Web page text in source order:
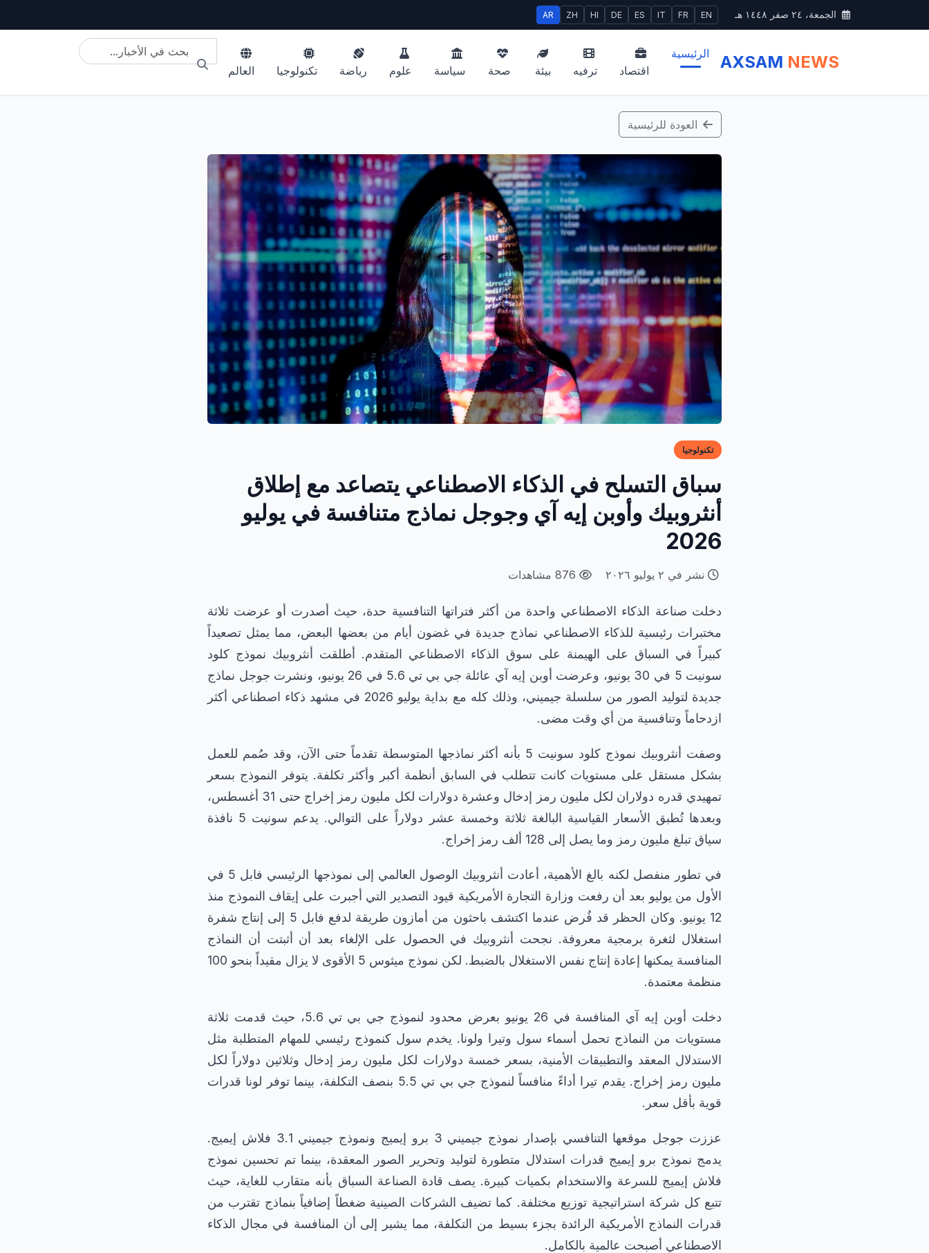
الجمعة، ٢٤ صفر ١٤٤٨ هـ EN
FR
IT
ES
DE
HI
ZH
AR
AXSAM NEWS
الرئيسية
اقتصاد
ترفيه بيئة صحة سياسة علوم رياضة تكنولوجيا العالم
العودة للرئيسية
تكنولوجيا
سباق التسلح في الذكاء الاصطناعي يتصاعد مع إطلاق
أنثروبيك وأوبن إيه آي وجوجل نماذج متنافسة في يوليو
2026
نشر في ٢ يوليو ٢٠٢٦
دخلت صناعة الذكاء الاصطناعي واحدة من أكثر فتراتها التنافسية حدة، حيث أصدرت أو عرضت ثلاثة
مختبرات رئيسية للذكاء الاصطناعي نماذج جديدة في غضون أيام من بعضها البعض، مما يمثل تصعيداً
كبيراً في السباق على الهيمنة على سوق الذكاء الاصطناعي المتقدم. أطلقت أنثروبيك نموذج كلود
سونيت 5 في 30 يونيو، وعرضت أوبن إيه آي عائلة جي بي تي 5.6 في 26 يونيو، ونشرت جوجل نماذج
جديدة لتوليد الصور من سلسلة جيميني، وذلك كله مع بداية يوليو 2026 في مشهد ذكاء اصطناعي أكثر
ازدحاماً وتنافسية من أي وقت مضى.
وصفت أنثروبيك نموذج كلود سونيت 5 بأنه أكثر نماذجها المتوسطة تقدماً حتى الآن، وقد صُمم للعمل
بشكل مستقل على مستويات كانت تتطلب في السابق أنظمة أكبر وأكثر تكلفة. يتوفر النموذج بسعر
تمهيدي قدره دولاران لكل مليون رمز إدخال وعشرة دولارات لكل مليون رمز إخراج حتى 31 أغسطس،
وبعدها تُطبق الأسعار القياسية البالغة ثلاثة وخمسة عشر دولاراً على التوالي. يدعم سونيت 5 نافذة
سياق تبلغ مليون رمز وما يصل إلى 128 ألف رمز إخراج.
في تطور منفصل لكنه بالغ الأهمية، أعادت أنثروبيك الوصول العالمي إلى نموذجها الرئيسي فابل 5 في
الأول من يوليو بعد أن رفعت وزارة التجارة الأمريكية قيود التصدير التي أجبرت على إيقاف النموذج منذ
12 يونيو. وكان الحظر قد فُرض عندما اكتشف باحثون من أمازون طريقة لدفع فابل 5 إلى إنتاج شفرة
استغلال لثغرة برمجية معروفة. نجحت أنثروبيك في الحصول على الإلغاء بعد أن أثبتت أن النماذج
المنافسة يمكنها إعادة إنتاج نفس الاستغلال بالضبط. لكن نموذج ميثوس 5 الأقوى لا يزال مقيداً بنحو 100
منظمة معتمدة.
دخلت أوبن إيه آي المنافسة في 26 يونيو بعرض محدود لنموذج جي بي تي 5.6، حيث قدمت ثلاثة
مستويات من النماذج تحمل أسماء سول وتيرا ولونا. يخدم سول كنموذج رئيسي للمهام المتطلبة مثل
الاستدلال المعقد والتطبيقات الأمنية، بسعر خمسة دولارات لكل مليون رمز إدخال وثلاثين دولاراً لكل
مليون رمز إخراج. يقدم تيرا أداءً منافساً لنموذج جي بي تي 5.5 بنصف التكلفة، بينما توفر لونا قدرات
قوية بأقل سعر.
عززت جوجل موقعها التنافسي بإصدار نموذج جيميني 3 برو إيميج ونموذج جيميني 3.1 فلاش إيميج.
يدمج نموذج برو إيميج قدرات استدلال متطورة لتوليد وتحرير الصور المعقدة، بينما تم تحسين نموذج
فلاش إيميج للسرعة والاستخدام بكميات كبيرة. يصف قادة الصناعة السباق بأنه متقارب للغاية، حيث
تتبع كل شركة استراتيجية توزيع مختلفة. كما تضيف الشركات الصينية ضغطاً إضافياً بنماذج تقترب من
قدرات النماذج الأمريكية الرائدة بجزء بسيط من التكلفة، مما يشير إلى أن المنافسة في مجال الذكاء
الاصطناعي أصبحت عالمية بالكامل.